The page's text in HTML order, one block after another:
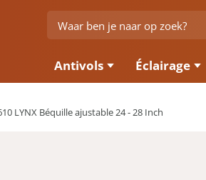
Antivols Éclairage
LYNX Béquille ajustable 24 - 28 Inch